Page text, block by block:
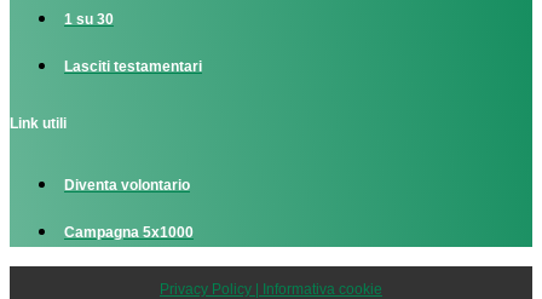
1 su 30
Lasciti testamentari
Link utili
Diventa volontario
Campagna 5x1000
Privacy Policy | Informativa cookie